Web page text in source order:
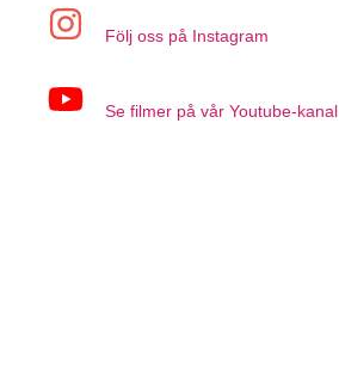
Följ oss på Instagram
Se filmer på vår Youtube-kanal